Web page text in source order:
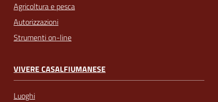
Agricoltura e pesca
Autorizzazioni
Strumenti on-line
VIVERE CASALFIUMANESE
Luoghi